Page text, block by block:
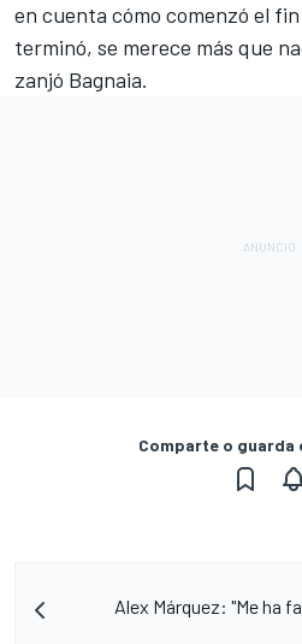
en cuenta cómo comenzó el
terminó, se merece más que
zanjó Bagnaia.
Comparte o
Alex Márquez: "Me ha